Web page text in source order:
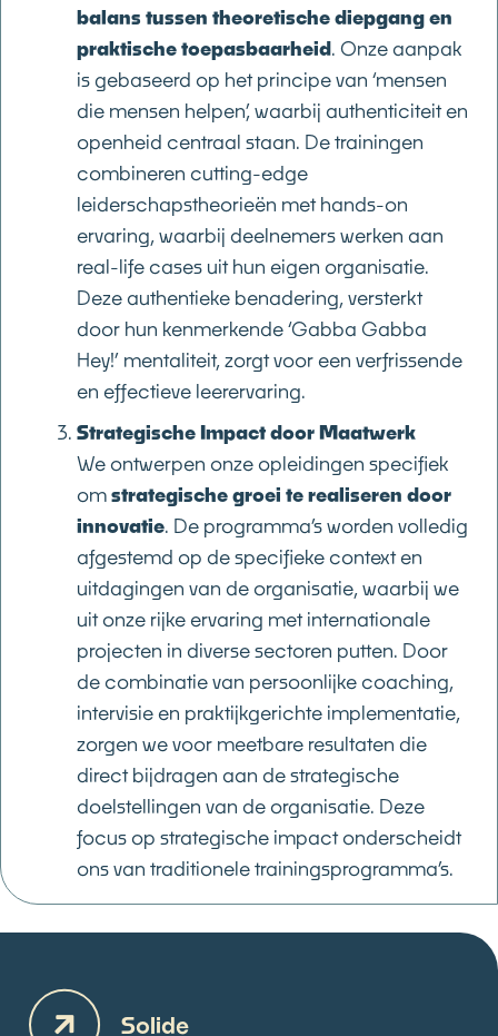
balans tussen theoretische diepgang en
praktische toepasbaarheid. Onze aanpak
is gebaseerd op het principe van ‘mensen
die mensen helpen’, waarbij authenticiteit en
openheid centraal staan. De trainingen
combineren cutting-edge
leiderschapstheorieën met hands-on
ervaring, waarbij deelnemers werken aan
real-life cases uit hun eigen organisatie.
Deze authentieke benadering, versterkt
door hun kenmerkende ‘Gabba Gabba
Hey!’ mentaliteit, zorgt voor een verfrissende
en effectieve leerervaring.
Strategische Impact door Maatwerk
We ontwerpen onze opleidingen specifiek
omstrategische groei te realiseren door
innovatie. De programma’s worden volledig
afgestemd op de specifieke context en
uitdagingen van de organisatie, waarbij we
uit onze rijke ervaring met internationale
projecten in diverse sectoren putten. Door
de combinatie van persoonlijke coaching,
intervisie en praktijkgerichte implementatie,
zorgen we voor meetbare resultaten die
direct bijdragen aan de strategische
doelstellingen van de organisatie. Deze
focus op strategische impact onderscheidt
ons van traditionele trainingsprogramma’s.
Solide